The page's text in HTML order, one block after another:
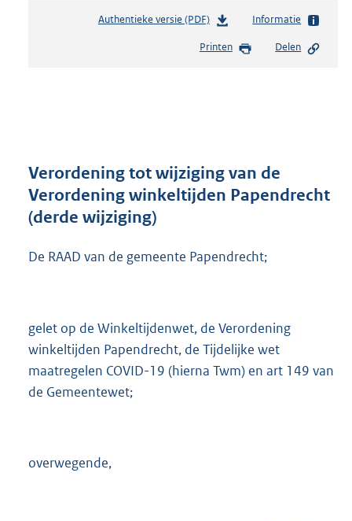
Authentieke versie (PDF)b
s
r
o
o
K
b
Informatie
Printen Delen
Verordening tot wijziging van de
Verordening winkeltijden Papendrecht
(derde wijziging)
De RAAD van de gemeente Papendrecht;
gelet op de Winkeltijdenwet, de Verordening
winkeltijden Papendrecht, de Tijdelijke wet
maatregelen COVID-19 (hierna Twm) en art 149 van
de Gemeentewet;
overwegende,